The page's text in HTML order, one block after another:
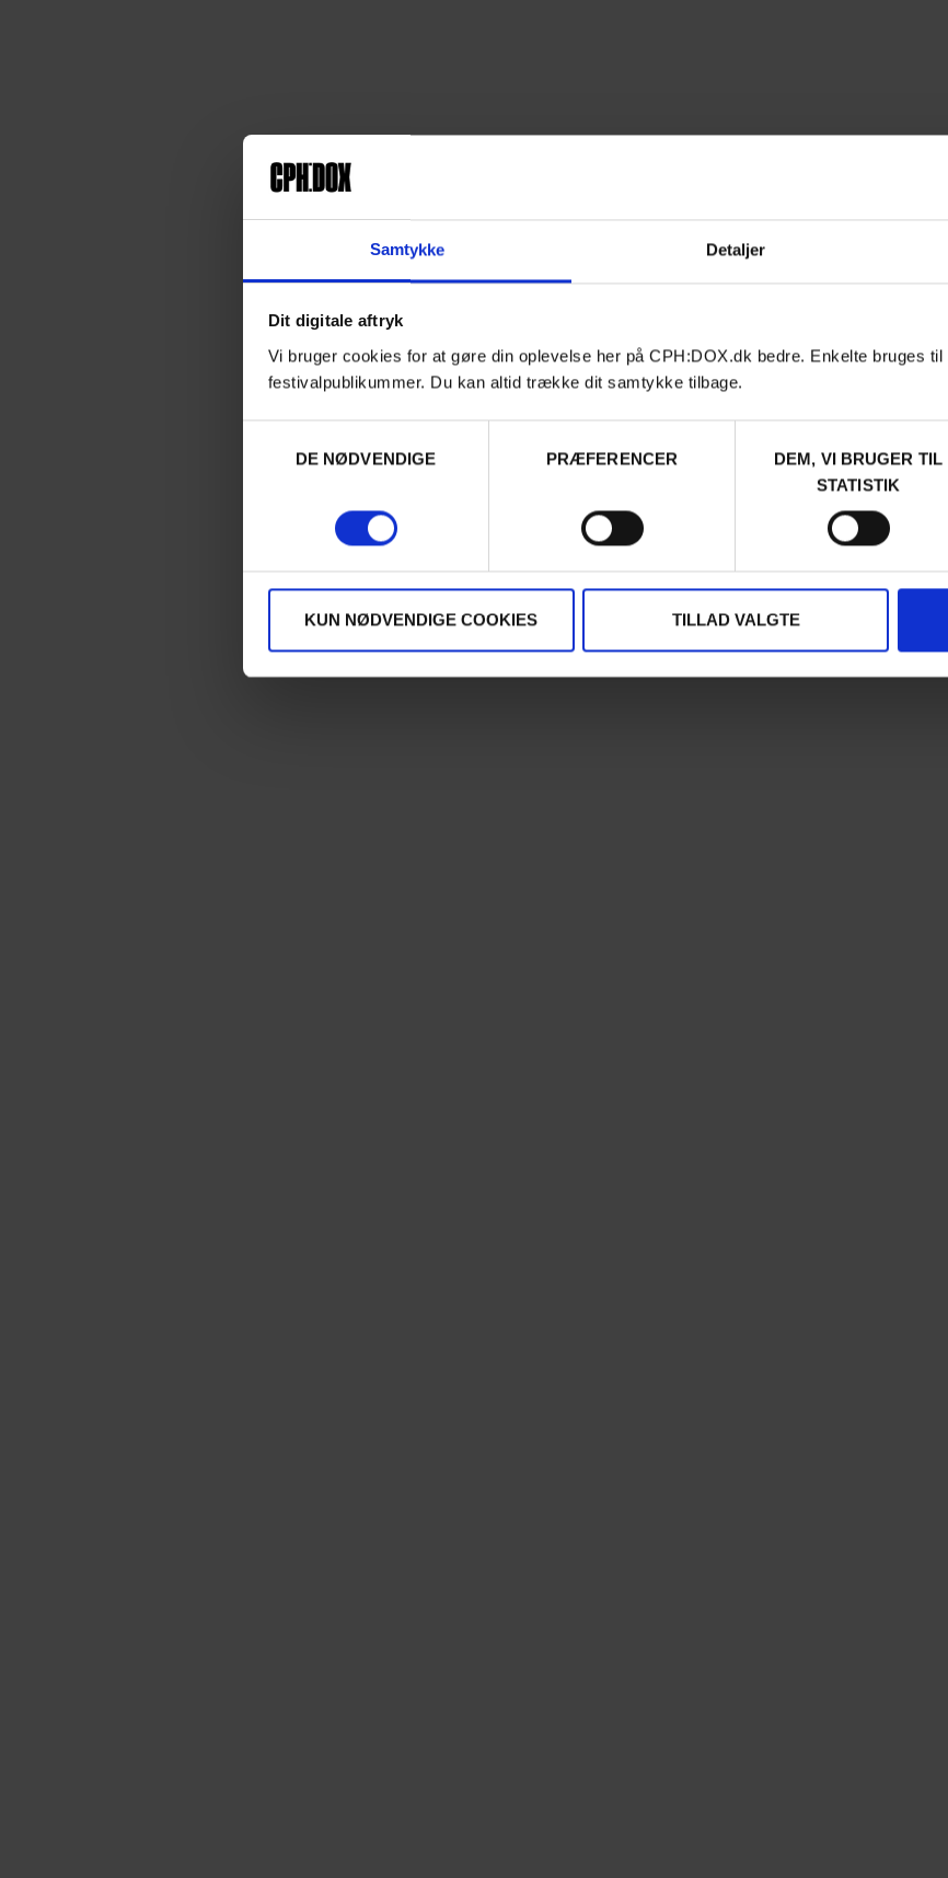
Samtykke Detaljer
Dit digitale aftryk
Vi bruger cookies for at gøre din oplevelse her på CPH:DOX.dk bedre. Enkelte bruges til
festivalpublikummer. Du kan altid trække dit samtykke tilbage.
DE NØDVENDIGE
PRÆFERENCER
DEM, VI BRUGER TIL
STATISTIK
KUN NØDVENDIGE COOKIES TILLAD VALGTE